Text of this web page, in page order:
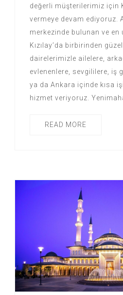
değerli müşterilerimiz için
vermeye devam ediyoruz.
merkezinde bulunan ve en
Kızılay’da birbirinden
dairelerimizle ailelere,
evlenenlere, sevgililere, iş
ya da Ankara içinde kısa
hizmet veriyoruz.
READ MORE